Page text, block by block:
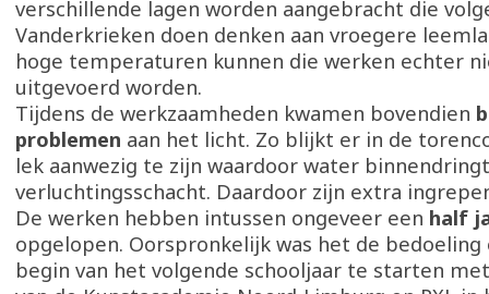
verschillende lagen worden aangebracht die
Vanderkrieken doen denken aan vroegere
hoge temperaturen kunnen die werken echter
uitgevoerd worden.
Tijdens de werkzaamheden kwamen bovendien
problemen aan het licht. Zo blijkt er in de
lek aanwezig te zijn waardoor water
verluchtingsschacht. Daardoor zijn extra
De werken hebben intussen ongeveer een half
opgelopen. Oorspronkelijk was het de
begin van het volgende schooljaar te starten